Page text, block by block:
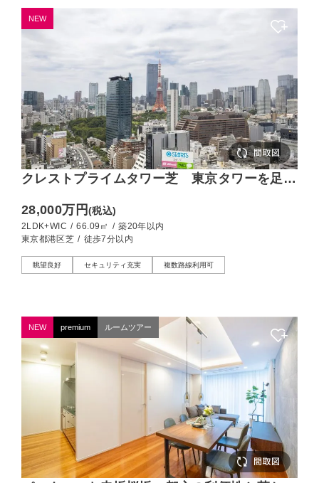
NEW
クレストプライムタワー芝 東京タワーを足元
28,000万円(税込)
2LDK+WIC / 66.09㎡ / 築20年以内
東京都港区芝 / 徒歩7分以内
眺望良好 セキュリティ充実 複数路線利用可
NEW premium ルームツアー